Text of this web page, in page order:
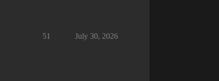
51 July 30, 2026